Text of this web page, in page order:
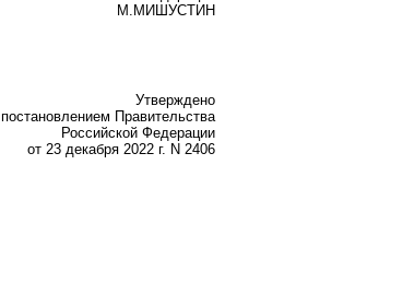
М.МИШУСТИН
Утверждено
постановлением Правительства
Российской Федерации
от 23 декабря 2022 г. N 2406